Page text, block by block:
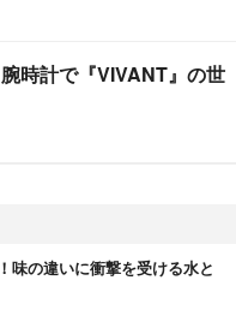
腕時計で『VIVANT』の世
味の違いに衝撃を受ける水と